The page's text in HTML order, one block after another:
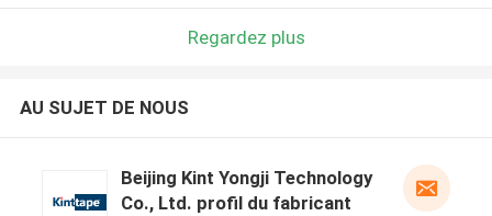
Regardez plus
AU SUJET DE NOUS
Beijing Kint Yongji Technology
Co., Ltd. profil du fabricant